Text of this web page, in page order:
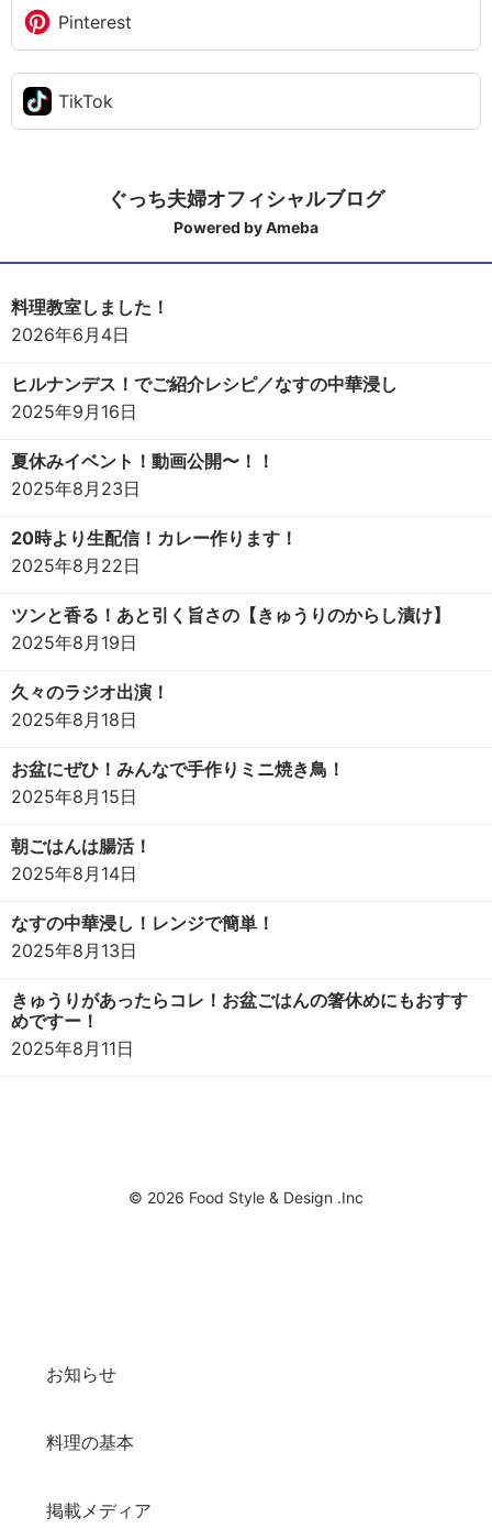
Pinterest
TikTok
ぐっち夫婦オフィシャルブログ
Powered by Ameba
料理教室しました！
2026年6月4日
ヒルナンデス！でご紹介レシピ／なすの中華浸し
2025年9月16日
夏休みイベント！動画公開〜！！
2025年8月23日
20時より生配信！カレー作ります！
2025年8月22日
ツンと香る！あと引く旨さの【きゅうりのからし漬け】
2025年8月19日
久々のラジオ出演！
2025年8月18日
お盆にぜひ！みんなで手作りミニ焼き鳥！
2025年8月15日
朝ごはんは腸活！
2025年8月14日
なすの中華浸し！レンジで簡単！
2025年8月13日
きゅうりがあったらコレ！お盆ごはんの箸休めにもおすす
めですー！
2025年8月11日
© 2026 Food Style & Design .Inc
お知らせ
料理の基本
掲載メディア